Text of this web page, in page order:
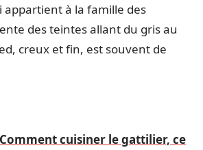
à la famille des
des teintes allant du gris au
creux et fin, est souvent de
Comment cuisiner le gattilier, ce